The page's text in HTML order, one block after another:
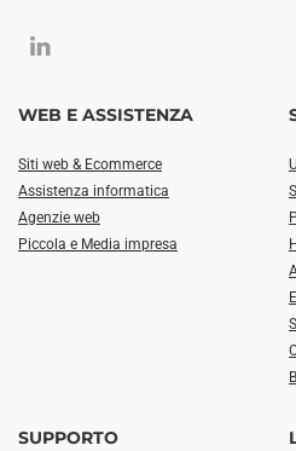
WEB E ASSISTENZA
Siti web & Ecommerce
Assistenza informatica
Agenzie web
Piccola e Media impresa
SUPPORTO